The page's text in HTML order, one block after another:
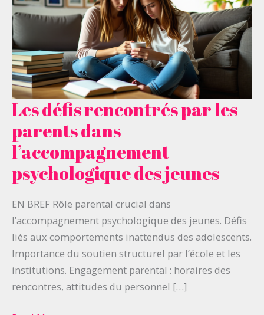
Les défis rencontrés par les
parents dans
l’accompagnement
psychologique des jeunes
EN BREF Rôle parental crucial dans
l’accompagnement psychologique des jeunes. Défis
liés aux comportements inattendus des adolescents.
Importance du soutien structurel par l’école et les
institutions. Engagement parental : horaires des
rencontres, attitudes du personnel […]
Les
rencontrés
par
les
dans
l’accompagnement
psychologique
des
jeunes